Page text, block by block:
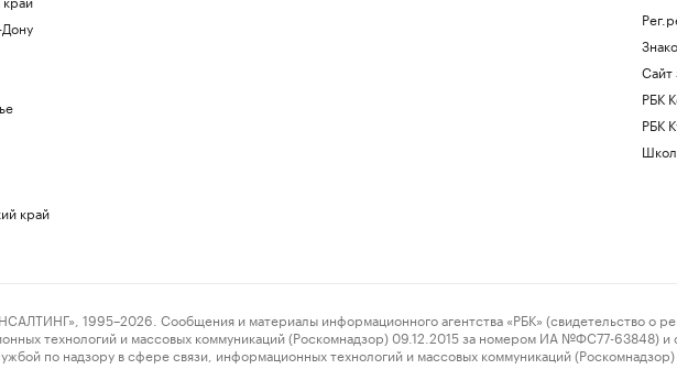
край
Сайт
РБК
РБК
1995–2026. Сообщения и материалы информационного агентства «РБК» (свидетельство о
технологий и массовых коммуникаций (Роскомнадзор) 09.12.2015 за номером ИА №ФС77-63848) и
по надзору в сфере связи, информационных технологий и массовых коммуникаций